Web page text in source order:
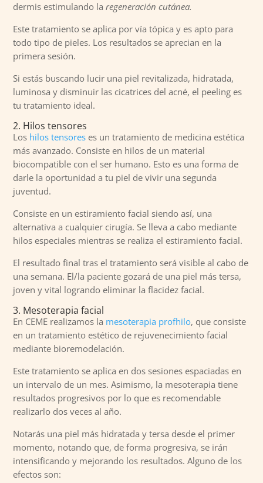
dermis estimulando laregeneración cutánea.
Este tratamiento se aplica por vía tópica y es apto para
todo tipo de pieles. Los resultados se aprecian en la
primera sesión.
Si estás buscando lucir una piel revitalizada, hidratada,
luminosa y disminuir las cicatrices del acné, el peeling es
tu tratamiento ideal.
2. Hilos tensores
Los hilos tensores es un tratamiento de medicina estética
más avanzado. Consiste en hilos de un material
biocompatible con el ser humano. Esto es una forma de
darle la oportunidad a tu piel de vivir una segunda
juventud.
Consiste en un estiramiento facial siendo así, una
alternativa a cualquier cirugía. Se lleva a cabo mediante
hilos especiales mientras se realiza el estiramiento facial.
El resultado final tras el tratamiento será visible al cabo de
una semana. El/la paciente gozará de una piel más tersa,
joven y vital logrando eliminar la flacidez facial.
3. Mesoterapia facial
En CEME realizamos la mesoterapia profhilo, que consiste
en un tratamiento estético de rejuvenecimiento facial
mediante bioremodelación.
Este tratamiento se aplica en dos sesiones espaciadas en
un intervalo de un mes. Asimismo, la mesoterapia tiene
resultados progresivos por lo que es recomendable
realizarlo dos veces al año.
Notarás una piel más hidratada y tersa desde el primer
momento, notando que, de forma progresiva, se irán
intensificando y mejorando los resultados. Alguno de los
efectos son: